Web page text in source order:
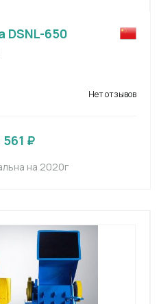
DSNL-650
Нет отзывов
561 ₽
на 2020г